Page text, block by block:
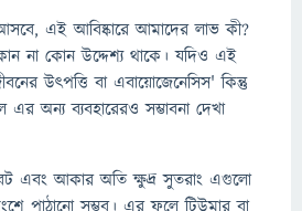
আসবে, এই আবিষ্কারে আমাদের লাভ কী?
না কোন উদ্দেশ্য থাকে। যদিও এই
উৎপত্তি বা এবায়োজেনেসিস' কিন্তু
অন্য ব্যবহারেরও সম্ভাবনা দেখা
এবং আকার অতি ক্ষুদ্র সুতরাং এগুলো